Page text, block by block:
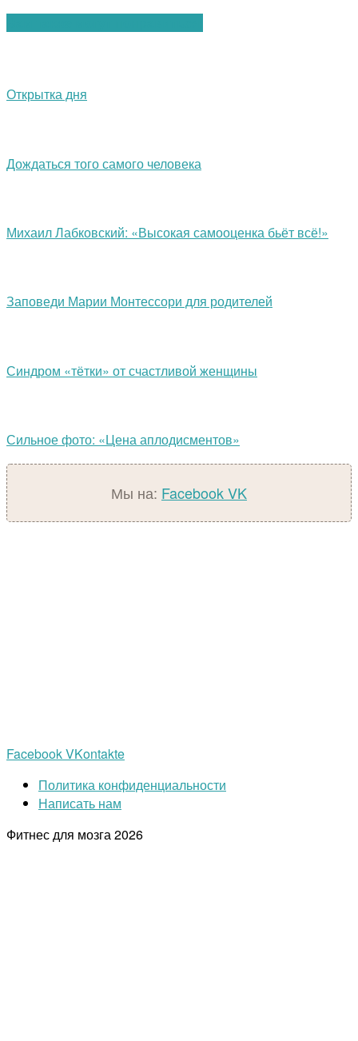
Открытка дня
Дождаться того самого человека
Михаил Лабковский: «Высокая самооценка бьёт всё!»
Заповеди Марии Монтессори для родителей
Синдром «тётки» от счастливой женщины
Сильное фото: «Цена аплодисментов»
Мы на: FacebookVK
FacebookVKontakte
Политика конфиденциальности
Написать нам
Фитнес для мозга2026